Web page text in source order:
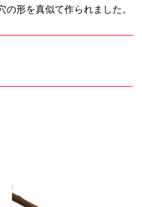
形を真似て作られました。